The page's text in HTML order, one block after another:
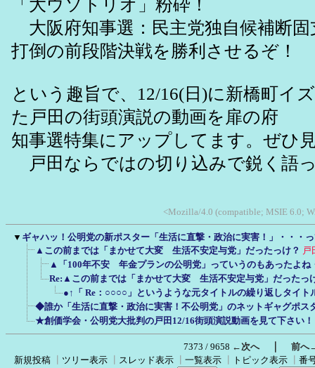
「大ウソトリオ」粉砕！
大阪府知事選：民主党独自候補断固
打倒の前段階決戦を勝利させるぞ！
という趣旨で、12/16(日)に新橋町イ
た戸田の街頭演説の動画を扉の府
知事選特集にアップしてます。ぜひ
戸田ならではの切り込みで鋭く語
<Mozilla/4.0 (compatible; MSIE 6.0;
▼ ギャハッ！公明党の新ポスター「生活に直撃・政治に実害！」・・・
▲この前までは「まかせて大変 生活不安定与党」だったっけ？ 戸
▲「100年不安 年金プランの公明党」っていうのもあったよね
Re:▲この前までは「まかせて大変 生活不安定与党」だったっ
●↑「 Re：○○○○」というような元タイトルの繰り返しタイト
◆誰か「生活に直撃・政治に実害！不公明党」のネットギャグポス
★創価学会・公明党大批判の戸田12/16街頭演説動画を見て下さい！
7373 / 9658 ←次へ｜ 前へ
新規投稿
ツリー表示 スレッド表示 一覧表示 トピック表示 番